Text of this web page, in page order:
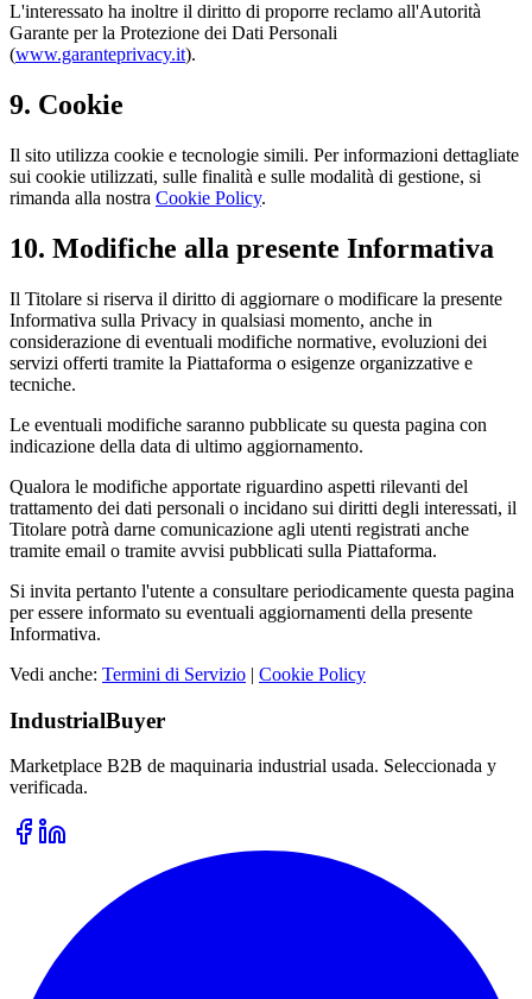
L'interessato ha inoltre il diritto di proporre reclamo all'Autorità
Garante per la Protezione dei Dati Personali
(www.garanteprivacy.it).
9. Cookie
Il sito utilizza cookie e tecnologie simili. Per informazioni dettagliate
sui cookie utilizzati, sulle finalità e sulle modalità di gestione, si
rimanda alla nostra Cookie Policy.
10. Modifiche alla presente Informativa
Il Titolare si riserva il diritto di aggiornare o modificare la presente
Informativa sulla Privacy in qualsiasi momento, anche in
considerazione di eventuali modifiche normative, evoluzioni dei
servizi offerti tramite la Piattaforma o esigenze organizzative e
tecniche.
Le eventuali modifiche saranno pubblicate su questa pagina con
indicazione della data di ultimo aggiornamento.
Qualora le modifiche apportate riguardino aspetti rilevanti del
trattamento dei dati personali o incidano sui diritti degli interessati, il
Titolare potrà darne comunicazione agli utenti registrati anche
tramite email o tramite avvisi pubblicati sulla Piattaforma.
Si invita pertanto l'utente a consultare periodicamente questa pagina
per essere informato su eventuali aggiornamenti della presente
Informativa.
Vedi anche: Termini di Servizio | Cookie Policy
IndustrialBuyer
Marketplace B2B de maquinaria industrial usada. Seleccionada y
verificada.